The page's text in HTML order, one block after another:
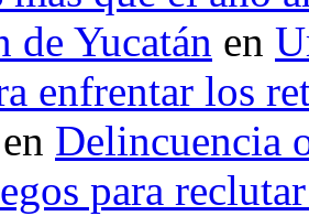
de Yucatán en
enfrentar los
en Delincuencia
para